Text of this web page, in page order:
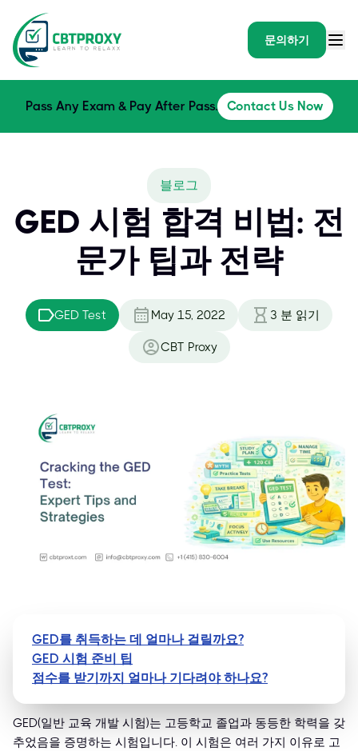
문의하기
Pass Any Exam & Pay After Pass. Contact Us Now
블로그
GED 시험 합격 비법: 전
문가 팁과 전략
GED Test May 15, 2022 3 분 읽기
CBT Proxy
GED를 취득하는 데 얼마나 걸릴까요?
GED 시험 준비 팁
점수를 받기까지 얼마나 기다려야 하나요?
GED(일반 교육 개발 시험)는 고등학교 졸업과 동등한 학력을 갖
추었음을 증명하는 시험입니다. 이 시험은 여러 가지 이유로 고